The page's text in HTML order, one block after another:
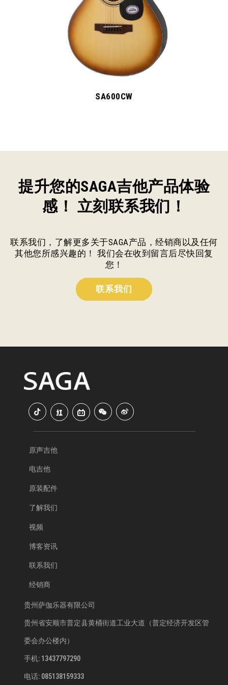
SA600CW
提升您的SAGA吉他产品体验
感！ 立刻联系我们！
联系我们，了解更多关于SAGA产品，经销商以及任何
其他您所感兴趣的！ 我们会在收到留言后尽快回复
您！
联系我们
原声吉他
电吉他
原装配件
了解我们
视频
博客资讯
联系我们
经销商
贵州萨伽乐器有限公司
贵州省安顺市普定县黄桶街道工业大道（普定经济开发区管
委会办公楼内）
手机: 13437797290
电话: 085138159333